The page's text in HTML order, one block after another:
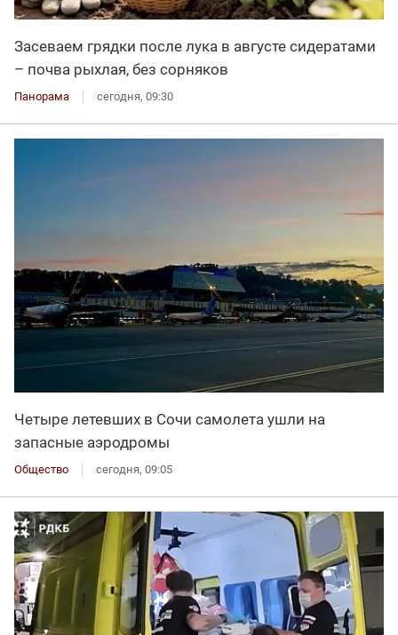
Засеваем грядки после лука в августе сидератами
– почва рыхлая, без сорняков
Панорама сегодня, 09:30
Четыре летевших в Сочи самолета ушли на
запасные аэродромы
Общество сегодня, 09:05